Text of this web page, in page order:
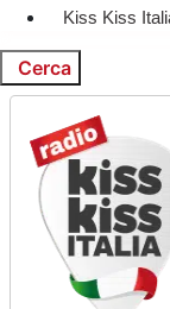
Kiss Kiss
Cerca